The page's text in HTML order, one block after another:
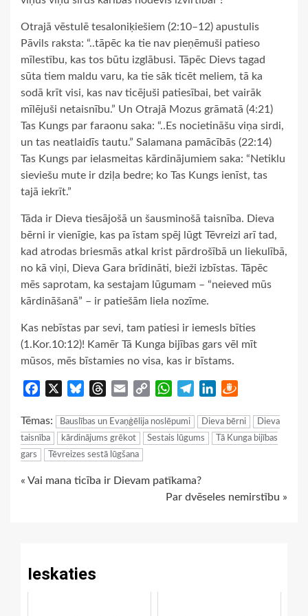
Otrajā vēstulē tesaloniķiešiem (2:10–12) apustulis
Pāvils raksta: “..tāpēc ka tie nav pieņēmuši patieso
mīlestību, kas tos būtu izglābusi. Tāpēc Dievs tagad
sūta tiem maldu varu, ka tie sāk ticēt meliem, tā ka
sodā krīt visi, kas nav ticējuši patiesībai, bet vairāk
mīlējuši netaisnību.” Un Otrajā Mozus grāmatā (4:21)
Tas Kungs par faraonu saka: “..Es nocietināšu viņa sirdi,
un tas neatlaidīs tautu.” Salamana pamācībās (22:14)
Tas Kungs par ielasmeitas kārdinājumiem saka: “Netiklu
sieviešu mute ir dziļa bedre; ko Tas Kungs ienīst, tas
tajā iekrīt.”
Tāda ir Dieva tiesājošā un šausminošā taisnība. Dieva
bērni ir vienīgie, kas pa īstam spēj lūgt Tēvreizi arī tad,
kad atrodas briesmās atkal krist pārdrošībā un liekulībā,
no kā viņi, Dieva Gara brīdināti, bieži izbīstas. Tāpēc
mēs saprotam, ka sestajam lūgumam – “neieved mūs
kārdināšanā” – ir patiešām liela nozīme.
Kas nebīstas par sevi, tam patiesi ir iemesls bīties
(1.Kor.10:12)! Kamēr Tā Kunga bijības gars vēl mīt
mūsos, mēs bīstamies no visa, kas ir bīstams.
Facebook BlueskyThreads
Email
Copy
WhatsApp
TelegramLinkedIn
Tēmas: Bauslības un Evaņģēlija noslēpumi Dieva bērni
Dieva
taisnība
kārdinājums grēkot Sestais lūgums
Tā Kunga bijības
gars
Tēvreizes sestā lūgšana
Continue
« Vai mana ticība ir Dievam patīkama?
Par dvēseles nemirstību »
Ieskaties